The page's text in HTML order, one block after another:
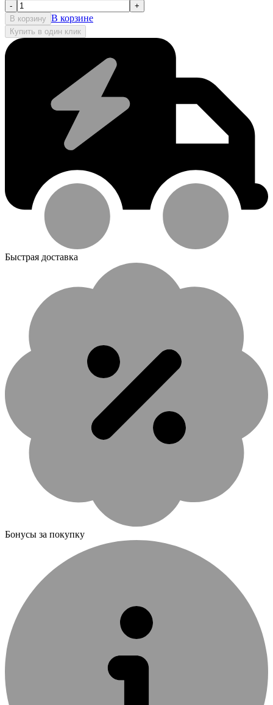
-
+
В корзину В корзине
Купить в один клик
Быстрая доставка
Бонусы за покупку